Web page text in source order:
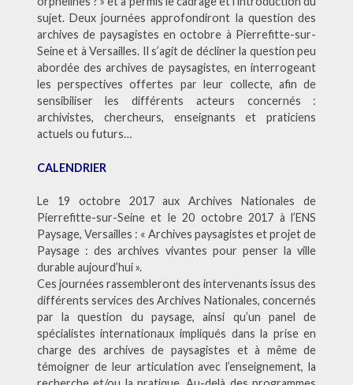
sujet. Deux journées approfondiront la question des
archives de paysagistes en octobre à Pierrefitte-sur-
Seine et à Versailles. Il s’agit de décliner la question peu
abordée des archives de paysagistes, en interrogeant
les perspectives offertes par leur collecte, afin de
sensibiliser les différents acteurs concernés :
archivistes, chercheurs, enseignants et praticiens
actuels ou futurs…
CALENDRIER
Le 19 octobre 2017 aux Archives Nationales de
Pierrefitte-sur-Seine et le 20 octobre 2017 à l’ENS
Paysage, Versailles : « Archives paysagistes et projet de
Paysage : des archives vivantes pour penser la ville
durable aujourd’hui ».
Ces journées rassembleront des intervenants issus des
différents services des Archives Nationales, concernés
par la question du paysage, ainsi qu’un panel de
spécialistes internationaux impliqués dans la prise en
charge des archives de paysagistes et à même de
témoigner de leur articulation avec l’enseignement, la